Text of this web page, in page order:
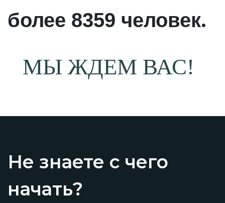
более 8359 человек.
МЫ ЖДЕМ ВАС!
Не знаете с чего
начать?